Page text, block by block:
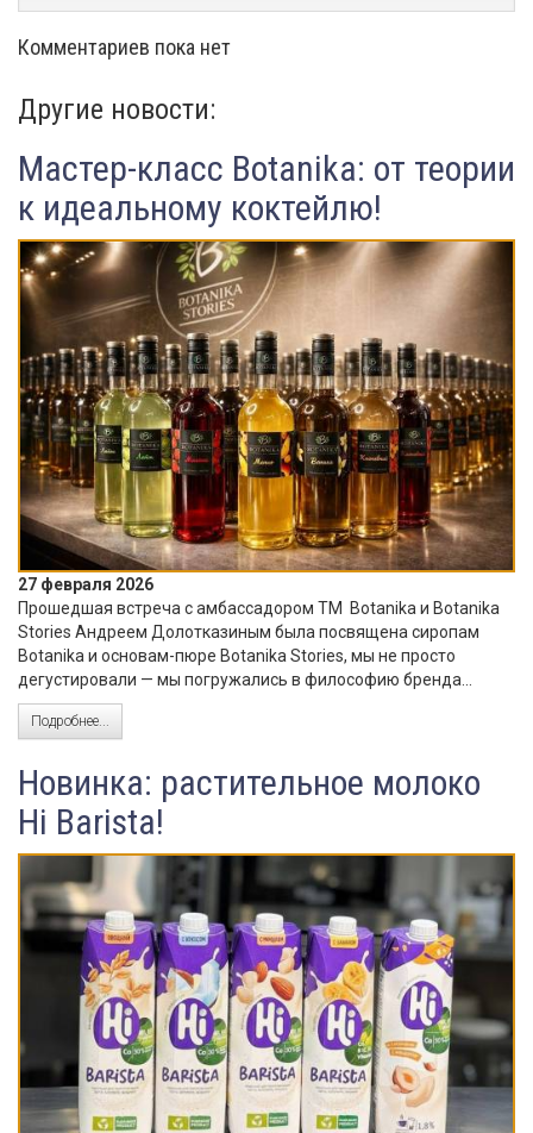
Комментариев пока нет
Другие новости:
Мастер-класс Botanika: от теории
к идеальному коктейлю!
27 февраля 2026
Прошедшая встреча с амбассадором ТМ Botanika и Botanika
Stories Андреем Долотказиным была посвящена сиропам
Botanika и основам-пюре Botanika Stories, мы не просто
дегустировали — мы погружались в философию бренда...
Подробнее...
Новинка: растительное молоко
Hi Barista!